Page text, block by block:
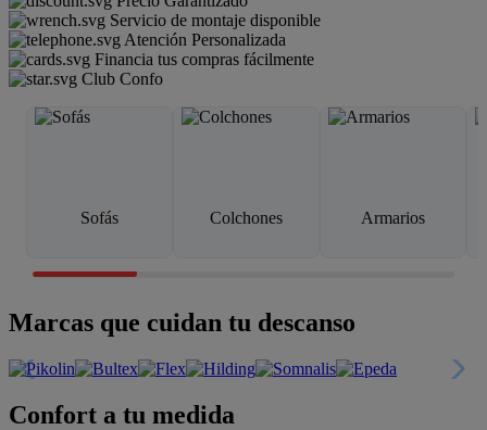
Servicio de montaje disponible
Atención Personalizada
Financia tus compras fácilmente
Club Confo
Sofás Colchones Armarios
Marcas que cuidan tu descanso
Confort a tu medida